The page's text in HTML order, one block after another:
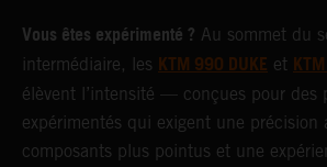
Vous êtes expérimenté ? Au sommet du
intermédiaire, les KTM 990 DUKE et
élèvent l’intensité — conçues pour des
expérimentés qui exigent une précision
composants plus pointus et une